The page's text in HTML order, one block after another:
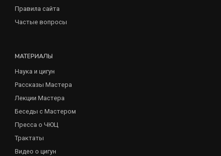
Правила сайта
Частые вопросы
МАТЕРИАЛЫ
Наука и цигун
Рассказы Мастера
Лекции Мастера
Беседы с Мастером
Пресса о ЧЮЦ
Трактаты
Видео о цигун